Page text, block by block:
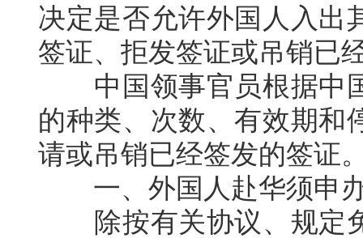
决定是否允许外国人入出
签证、拒发签证或吊销已
中国领事官员根据中
的种类、次数、有效期和
请或吊销已经签发的签证
一、外国人赴华须申
除按有关协议、规定